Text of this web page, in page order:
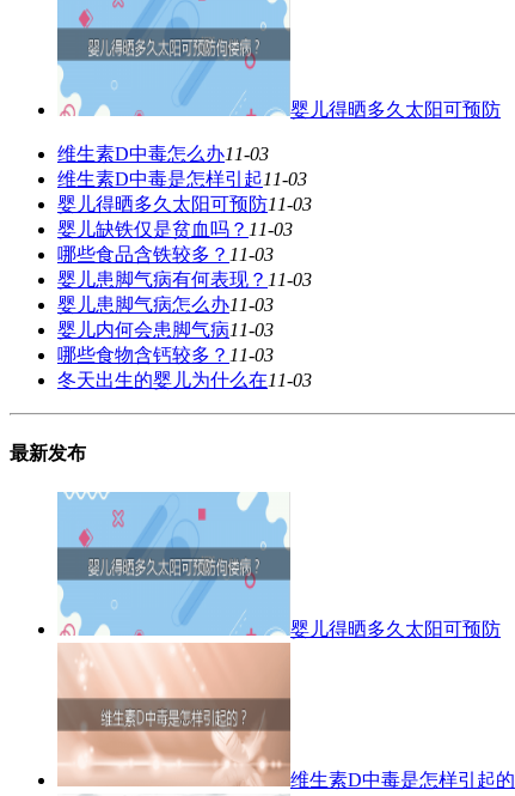
婴儿得晒多久太阳可预防
维生素D中毒怎么办11-03
维生素D中毒是怎样引起11-03
婴儿得晒多久太阳可预防11-03
婴儿缺铁仅是贫血吗？ 11-03
哪些食品含铁较多？ 11-03
婴儿患脚气病有何表现？ 11-03
婴儿患脚气病怎么办11-03
婴儿内何会患脚气病11-03
哪些食物含钙较多？ 11-03
冬天出生的婴儿为什么在11-03
最新发布
婴儿得晒多久太阳可预防
维生素D中毒是怎样引起的